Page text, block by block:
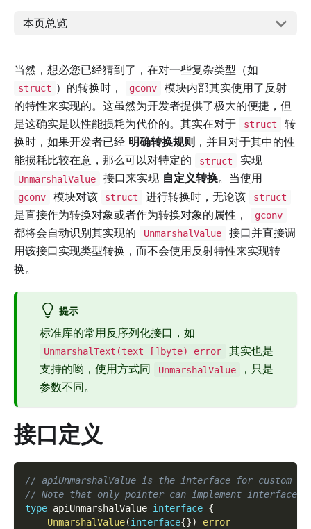
本页总览
当然，想必您已经猜到了，在对一些复杂类型（如
struct ）的转换时， gconv
模块内部其实使用了反射
的特性来实现的。这虽然为开发者提供了极大的便捷，但
是这确实是以性能损耗为代价的。其实在对于
struct
转
换时，如果开发者已经 明确转换规则 ，并且对于其中的性
能损耗比较在意，那么可以对特定的
struct 实现
UnmarshalValue 接口来实现 自定义转换。当使用
gconv 模块对该 struct 进行转换时，无论该 struct
是直接作为转换对象或者作为转换对象的属性， gconv
都将会自动识别其实现的 UnmarshalValue
接口并直接调
用该接口实现类型转换，而不会使用反射特性来实现转
换。
提示
标准库的常用反序列化接口，如
UnmarshalText(text []byte) error
其实也是
支持的哟，使用方式同
UnmarshalValue
，只是
参数不同。
接口定义
// apiUnmarshalValue is the interface for custom
// Note that only pointer can implement interface
type apiUnmarshalValue interface {
UnmarshalValue(interface{})
error